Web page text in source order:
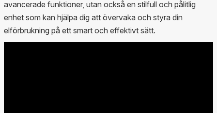
avancerade funktioner, utan också en stilfull och pålitlig
enhet som kan hjälpa dig att övervaka och styra din
elförbrukning på ett smart och effektivt sätt.